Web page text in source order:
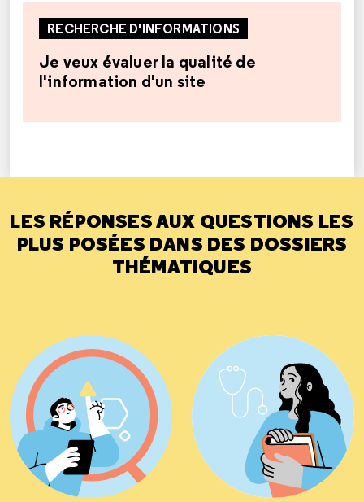
RECHERCHE D'INFORMATIONS
Je veux évaluer la qualité de
l'information d'un site
LES RÉPONSES AUX QUESTIONS LES
PLUS POSÉES DANS DES DOSSIERS
THÉMATIQUES